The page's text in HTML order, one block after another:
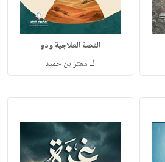
القصة العلاجية ودو
لـ معتز بن حميد